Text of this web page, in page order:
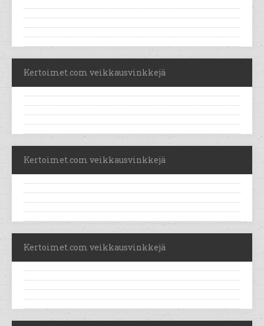
Kertoimet.com veikkausvinkkejä
Kertoimet.com veikkausvinkkejä
Kertoimet.com veikkausvinkkejä